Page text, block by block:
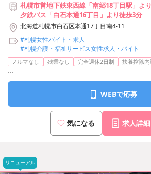
札幌市営地下鉄東西線「南郷18丁目駅」よ
夕鉄バス「白石本通16丁目」より徒歩3分
北海道札幌市白石区本通17丁目南4-11
#札幌女性バイト・求人
#札幌介護・福祉サービス女性求人・バイト
ノルマなし 残業なし 完全週休2日制 扶養控除
...
WEBで応募
気になる 求人詳
リニューアル